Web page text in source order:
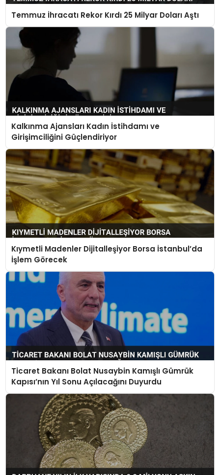
Temmuz İhracatı Rekor Kırdı 25 Milyar Doları Aştı
Kalkınma Ajansları Kadın İstihdamı ve
Girişimciliğini Güçlendiriyor
Kıymetli Madenler Dijitalleşiyor Borsa İstanbul’da
İşlem Görecek
Ticaret Bakanı Bolat Nusaybin Kamışlı Gümrük
Kapısı’nın Yıl Sonu Açılacağını Duyurdu